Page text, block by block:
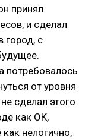
принял
и сделал
город, с
потребовалось
от уровня
сделал этого
как ОК,
нелогично,